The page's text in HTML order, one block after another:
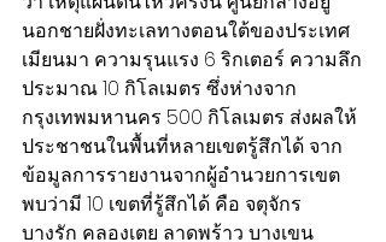
นอกชายฝั่งทะเลทางตอนใต้ของประเทศ
เมียนมา ความรุนแรง 6 ริกเตอร์ ความลึก
ประมาณ 10 กิโลเมตร ซึ่งห่างจาก
กรุงเทพมหานคร 500 กิโลเมตร ส่งผลให้
ประชาชนในพื้นที่หลายเขตรู้สึกได้ จาก
ข้อมูลการรายงานจากผู้อำนวยการเขต
พบว่ามี 10 เขตที่รู้สึกได้ คือ จตุจักร
บางรัก คลองเตย ลาดพร้าว บางเขน